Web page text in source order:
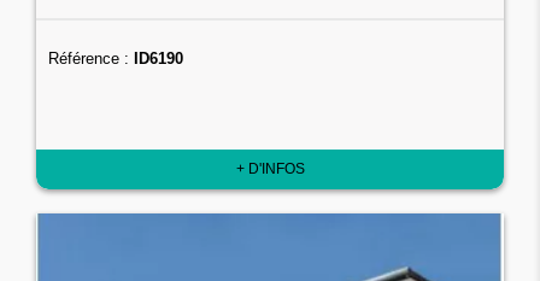
Référence : ID6190
+ D'INFOS